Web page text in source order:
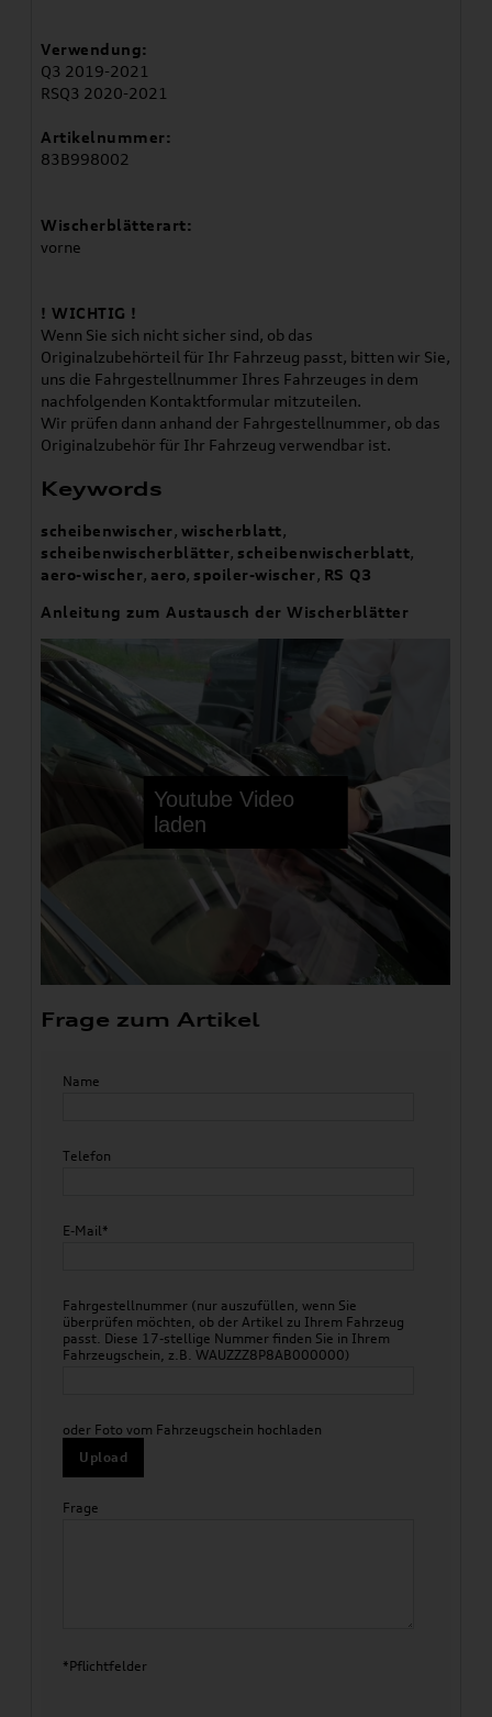
Verwendung:
Q3 2019-2021
RSQ3 2020-2021
Artikelnummer:
83B998002
Wischerblätterart:
vorne
! WICHTIG !
Wenn Sie sich nicht sicher sind, ob das
Originalzubehörteil für Ihr Fahrzeug passt, bitten wir Sie,
uns die Fahrgestellnummer Ihres Fahrzeuges in dem
nachfolgenden Kontaktformular mitzuteilen.
Wir prüfen dann anhand der Fahrgestellnummer, ob das
Originalzubehör für Ihr Fahrzeug verwendbar ist.
Keywords
scheibenwischer, wischerblatt,
scheibenwischerblätter, scheibenwischerblatt,
aero-wischer, aero, spoiler-wischer, RS Q3
Anleitung zum Austausch der Wischerblätter
Frage zum Artikel
Name
Telefon
E-Mail*
Fahrgestellnummer (nur auszufüllen, wenn Sie
überprüfen möchten, ob der Artikel zu Ihrem Fahrzeug
passt. Diese 17-stellige Nummer finden Sie in Ihrem
Fahrzeugschein, z.B. WAUZZZ8P8AB000000)
oder Foto vom Fahrzeugschein hochladen
Upload
Frage
*Pflichtfelder